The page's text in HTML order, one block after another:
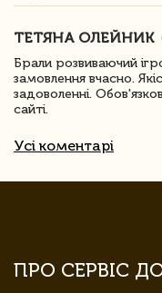
ТЕТЯНА ОЛЕЙНИК
Брали розвиваючий
замовлення вчасно.
задоволенні.
сайті.
Усі коментарі
ПРО СЕРВІС